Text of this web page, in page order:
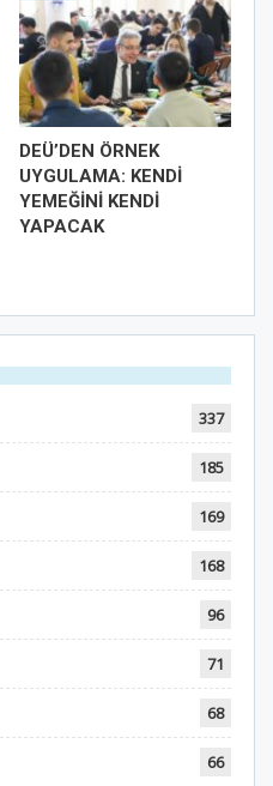
DEÜ’DEN ÖRNEK
UYGULAMA: KENDİ
YEMEĞİNİ KENDİ
YAPACAK
337
185
169
168
96
71
68
66